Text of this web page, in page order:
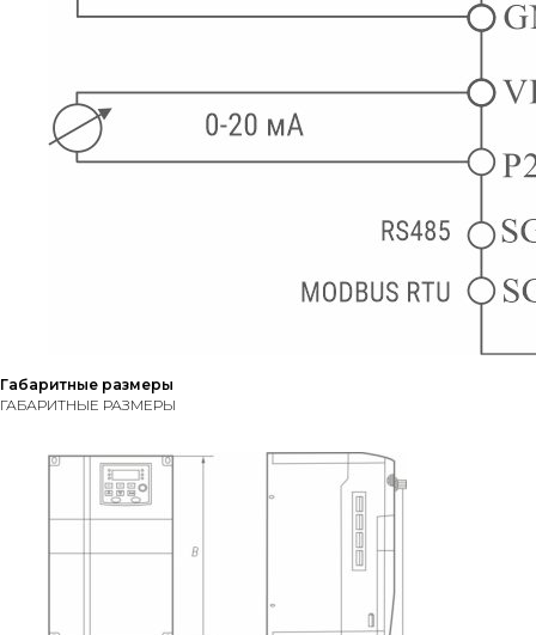
Габаритные размеры
ГАБАРИТНЫЕ РАЗМЕРЫ